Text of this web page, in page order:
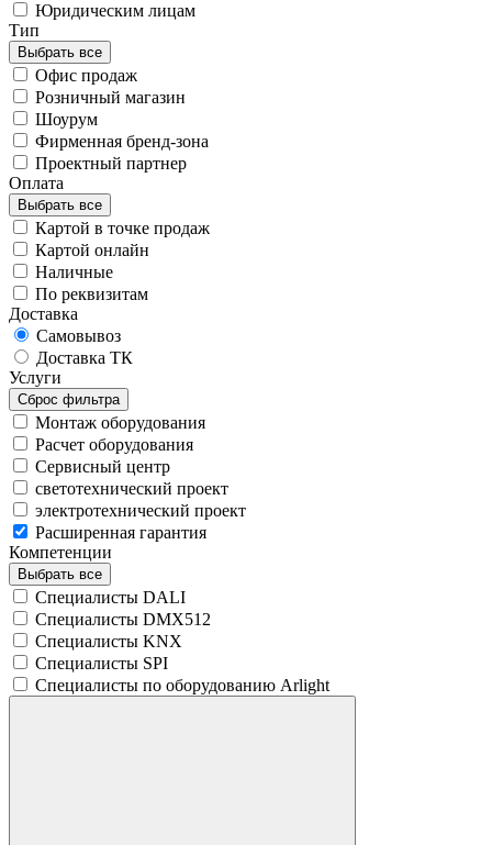
Юридическим лицам
Тип
Выбрать все
Офис продаж
Розничный магазин
Шоурум
Фирменная бренд-зона
Проектный партнер
Оплата
Выбрать все
Картой в точке продаж
Картой онлайн
Наличные
По реквизитам
Доставка
Самовывоз
Доставка ТК
Услуги
Сброс фильтра
Монтаж оборудования
Расчет оборудования
Сервисный центр
светотехнический проект
электротехнический проект
Расширенная гарантия
Компетенции
Выбрать все
Специалисты DALI
Специалисты DMX512
Специалисты KNX
Специалисты SPI
Специалисты по оборудованию Arlight